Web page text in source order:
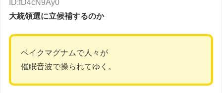
ID:fD4cN9Ay0
大統領選に立候補するのか
ベイクマグナムで人々が
催眠音波で操られてゆく。